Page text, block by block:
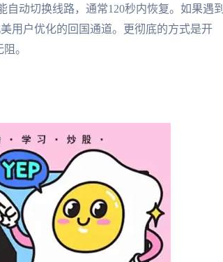
动切换线路，通常120秒内恢复。如果遇到
用户优化的回国通道。更彻底的方式是开
。